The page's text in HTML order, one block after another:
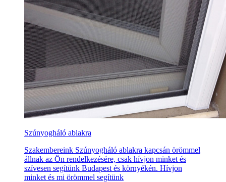
Szúnyogháló ablakra
Szakembereink Szúnyogháló ablakra kapcsán örömmel
állnak az Ön rendelkezésére, csak hívjon minket és
szívesen segítünk Budapest és környékén. Hívjon
minket és mi örömmel segítünk